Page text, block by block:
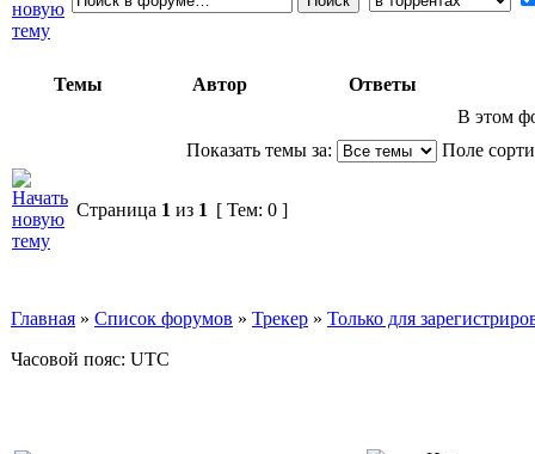
Темы Автор
Ответы
В этом
Показать темы за:
Поле
Страница 1 из 1 [ Тем: 0 ]
Главная » Список форумов » Трекер » Только для
Часовой пояс: UTC